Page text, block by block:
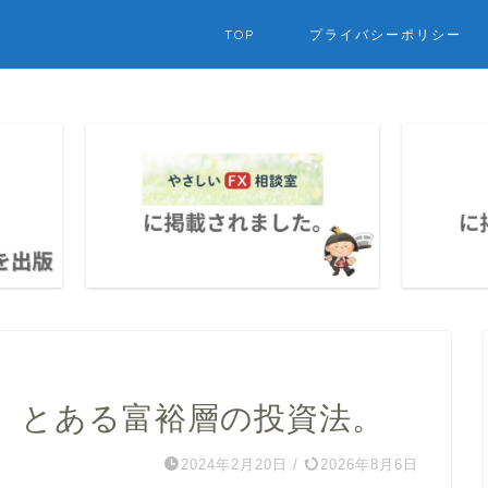
TOP プライバシーポリシー
ある富裕層の投資法。
2024年2月20日 / 2026年8月6日